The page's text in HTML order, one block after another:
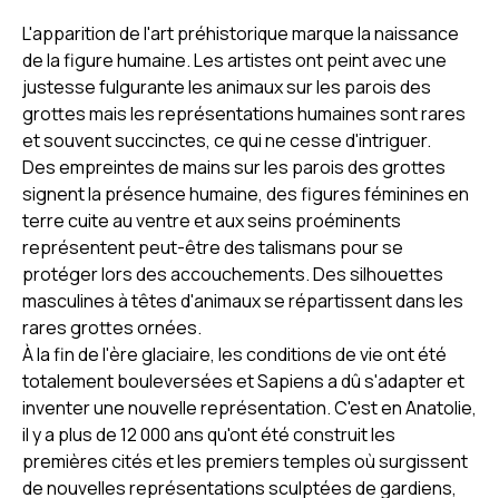
L'apparition de l'art préhistorique marque la naissance
de la figure humaine. Les artistes ont peint avec une
justesse fulgurante les animaux sur les parois des
grottes mais les représentations humaines sont rares
et souvent succinctes, ce qui ne cesse d'intriguer.
Des empreintes de mains sur les parois des grottes
signent la présence humaine, des figures féminines en
terre cuite au ventre et aux seins proéminents
représentent peut-être des talismans pour se
protéger lors des accouchements. Des silhouettes
masculines à têtes d'animaux se répartissent dans les
rares grottes ornées.
À la fin de l'ère glaciaire, les conditions de vie ont été
totalement bouleversées et Sapiens a dû s'adapter et
inventer une nouvelle représentation. C'est en Anatolie,
il y a plus de 12 000 ans qu'ont été construit les
premières cités et les premiers temples où surgissent
de nouvelles représentations sculptées de gardiens,